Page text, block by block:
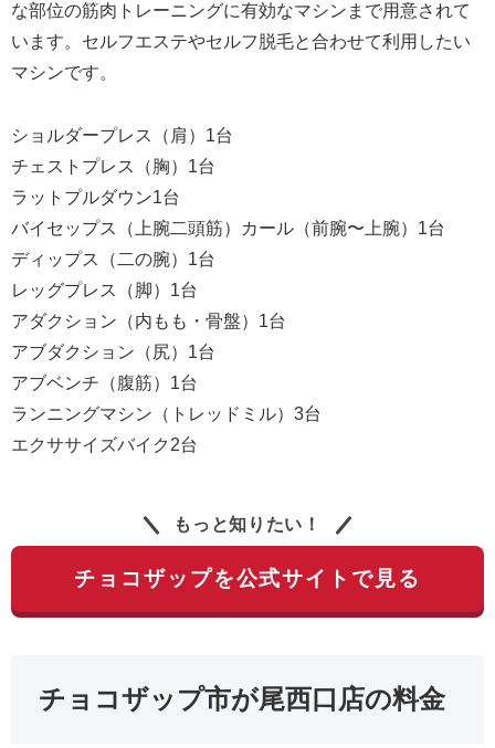
な部位の筋肉トレーニングに有効なマシンまで用意されて
います。セルフエステやセルフ脱毛と合わせて利用したい
マシンです。
ショルダープレス（肩）1台
チェストプレス（胸）1台
ラットプルダウン1台
バイセップス（上腕二頭筋）カール（前腕〜上腕）1台
ディップス（二の腕）1台
レッグプレス（脚）1台
アダクション（内もも・骨盤）1台
アブダクション（尻）1台
アブベンチ（腹筋）1台
ランニングマシン（トレッドミル）3台
エクササイズバイク2台
もっと知りたい！
チョコザップを公式サイトで見る
チョコザップ市が尾西口店の料金